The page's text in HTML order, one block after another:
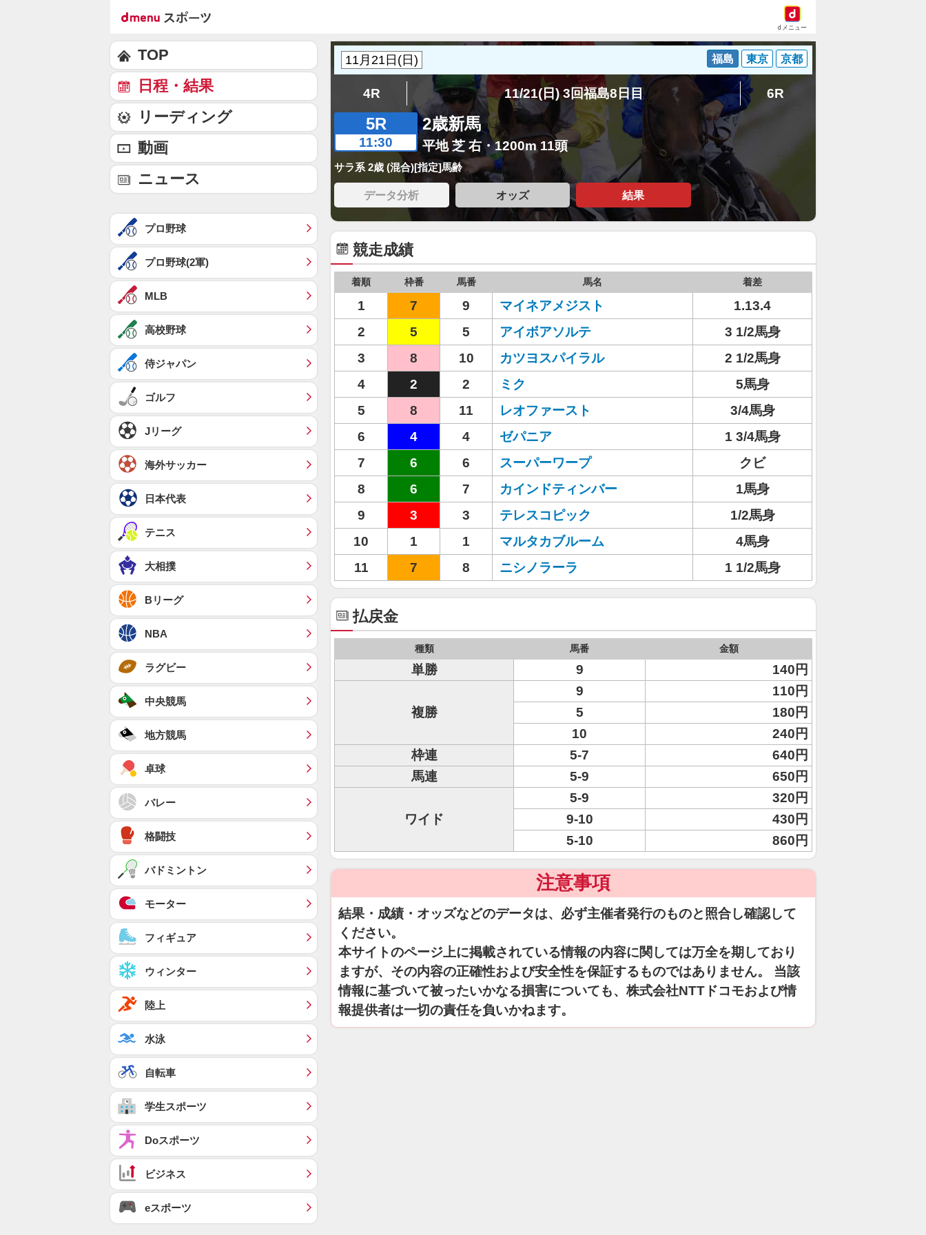
dメニュー
福島 東京 京都
4R 11/21(日) 3回福島8日目 6R
5R
11:30
2歳新馬
平地 芝 右・1200m 11頭
サラ系 2歳 (混合)[指定]馬齢
データ分析 オッズ 結果
競走成績
着順 枠番 馬番 馬名 着差
1 7 9 マイネアメジスト
1.13.4
2
5 5 アイボアソルテ
3 1/2馬身
3
8 10 カツヨスパイラル
2 1/2馬身
4
2 2 ミク
5馬身
5
8 11 レオファースト
3/4馬身
6
4 4 ゼパニア
1 3/4馬身
7
6 6 スーパーワープ
クビ
8
6 7 カインドティンバー
1馬身
9
3 3 テレスコピック
1/2馬身
10
1 1 マルタカブルーム
4馬身
11
7 8 ニシノラーラ 1 1/2馬身
払戻金
種類 馬番 金額
単勝 9 140円
複勝
9
110円
5
180円
10
240円
枠連
5-7
640円
馬連
5-9 650円
ワイド
5-9
320円
9-10
430円
5-10
860円
注意事項
結果・成績・オッズなどのデータは、必ず主催者発行のものと照合し確認して
ください。
本サイトのページ上に掲載されている情報の内容に関しては万全を期しており
ますが、その内容の正確性および安全性を保証するものではありません。 当該
情報に基づいて被ったいかなる損害についても、株式会社NTTドコモおよび情
報提供者は一切の責任を負いかねます。
TOP
日程・結果
リーディング
動画
ニュース
プロ野球
プロ野球(2軍)
MLB
高校野球
侍ジャパン
ゴルフ
Jリーグ
海外サッカー
日本代表
テニス
大相撲
Bリーグ
NBA
ラグビー
中央競馬
地方競馬
卓球
バレー
格闘技
バドミントン
モーター
フィギュア
ウィンター
陸上
水泳
自転車
学生スポーツ
Doスポーツ
ビジネス
eスポーツ